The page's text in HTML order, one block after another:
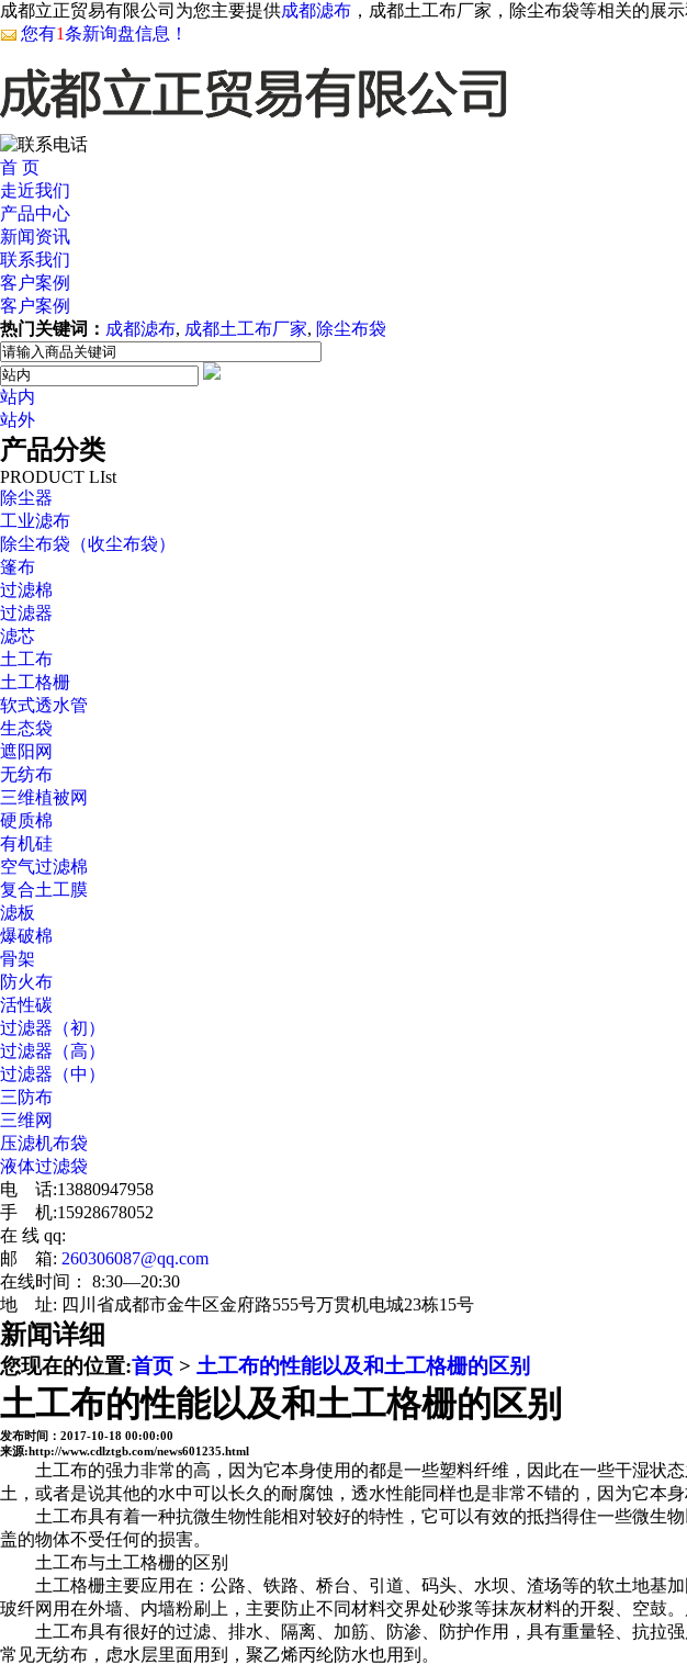
成都立正贸易有限公司为您主要提供成都滤布 ，成都土工布厂家，除尘布袋等相关的展
您有1条新询盘信息！
首 页
走近我们
产品中心
新闻资讯
联系我们
客户案例
客户案例
热门关键词： 成都滤布, 成都土工布厂家, 除尘布袋
站内
站外
产品分类
PRODUCT LIst
除尘器
工业滤布
除尘布袋（收尘布袋）
篷布
过滤棉
过滤器
滤芯
土工布
土工格栅
软式透水管
生态袋
遮阳网
无纺布
三维植被网
硬质棉
有机硅
空气过滤棉
复合土工膜
滤板
爆破棉
骨架
防火布
活性碳
过滤器（初）
过滤器（高）
过滤器（中）
三防布
三维网
压滤机布袋
液体过滤袋
电 话:13880947958
手 机:15928678052
在 线 qq:
邮 箱: 260306087@qq.com
在线时间： 8:30—20:30
地 址: 四川省成都市金牛区金府路555号万贯机电城23栋15号
新闻详细
您现在的位置:首页 > 土工布的性能以及和土工格栅的区别
土工布的性能以及和土工格栅的区别
发布时间：2017-10-18 00:00:00
来源:http://www.cdlztgb.com/news601235.html
土工布的强力非常的高，因为它本身使用的都是一些塑料纤维，因此在一些干湿状
土，或者是说其他的水中可以长久的耐腐蚀，透水性能同样也是非常不错的，因为它本
土工布具有着一种抗微生物性能相对较好的特性，它可以有效的抵挡得住一些微生
盖的物体不受任何的损害。
土工布与土工格栅的区别
土工格栅主要应用在：公路、铁路、桥台、引道、码头、水坝、渣场等的软土地基
玻纤网用在外墙、内墙粉刷上，主要防止不同材料交界处砂浆等抹灰材料的开裂、空鼓。
土工布具有很好的过滤、排水、隔离、加筋、防渗、防护作用，具有重量轻、抗拉
常见无纺布，虑水层里面用到，聚乙烯丙纶防水也用到。